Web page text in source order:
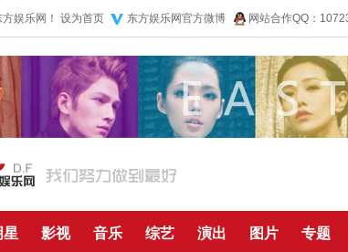
娱乐网！ 设为首页 东方娱乐网官方微博 网站合作QQ：
星 影视 音乐 综艺 演出 图片 专题